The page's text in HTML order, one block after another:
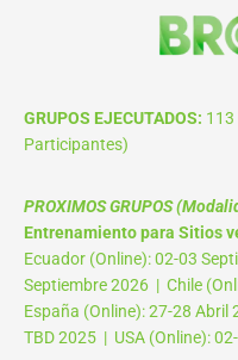
GRUPOS EJECUTADOS: 113
Participantes)
PROXIMOS GRUPOS
Entrenamiento para Sitios
Ecuador (Online): 02-03
Septiembre 2026 | Chile
España (Online): 27-28 Abril
TBD 2025 | USA (Online):